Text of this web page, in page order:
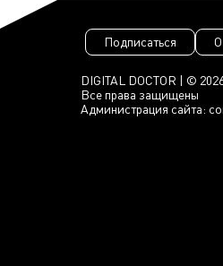
DIGITAL DOCTOR | ©
Все права защищены
Администрация сайта:
Подписаться